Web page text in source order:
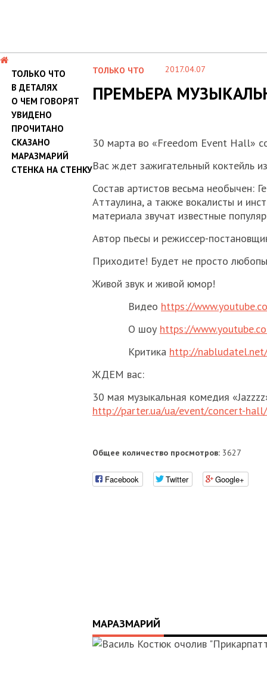
ТОЛЬКО ЧТО
В ДЕТАЛЯХ
О ЧЕМ ГОВОРЯТ
УВИДЕНО
ПРОЧИТАНО
СКАЗАНО
МАРАЗМАРИЙ
СТЕНКА НА СТЕНКУ
ТОЛЬКО ЧТО 2017.04.07
ПРЕМЬЕРА
30 марта во «Freedom Event Hall»
Вас ждет зажигательный коктейль
Состав артистов весьма необычен:
Аттаулина, а также вокалисты и
материала звучат известные
Автор пьесы и режиссер-
Приходите! Будет не просто
Живой звук и живой юмор!
Видео https://
О шоу https://
Критика http://
ЖДЕМ вас:
30 мая музыкальная комедия
http://parter.ua/ua/event/concert-
Общее количество просмотров: 3627
Facebook Twitter Google+
МАРАЗМАРИЙ